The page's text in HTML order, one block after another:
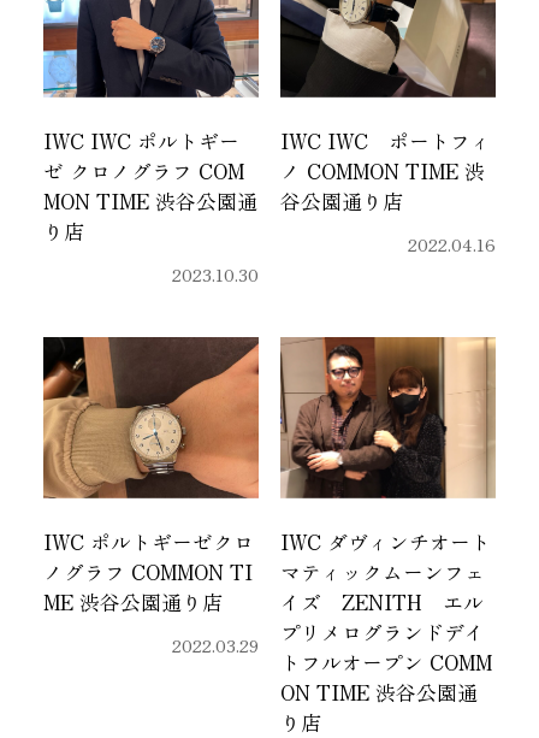
IWC IWC ポルトギー
ゼ クロノグラフ COM
MON TIME 渋谷公園通
り店
2023.10.30
IWC IWC ポートフィ
ノ COMMON TIME 渋
谷公園通り店
2022.04.16
IWC ポルトギーゼクロ
ノグラフ COMMON TI
ME 渋谷公園通り店
2022.03.29
IWC ダヴィンチオート
マティックムーンフェ
イズ ZENITH エル
プリメログランドデイ
トフルオープン COMM
ON TIME 渋谷公園通
り店